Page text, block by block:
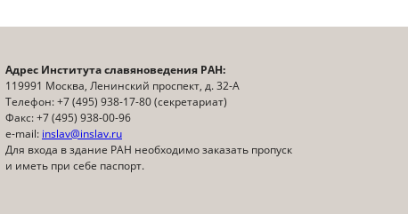
Адрес Института славяноведения РАН:
119991 Москва, Ленинский проспект, д. 32-А
Телефон: +7 (495) 938-17-80 (секретариат)
Факс: +7 (495) 938-00-96
e-mail: inslav@inslav.ru
Для входа в здание РАН необходимо заказать пропуск
и иметь при себе паспорт.